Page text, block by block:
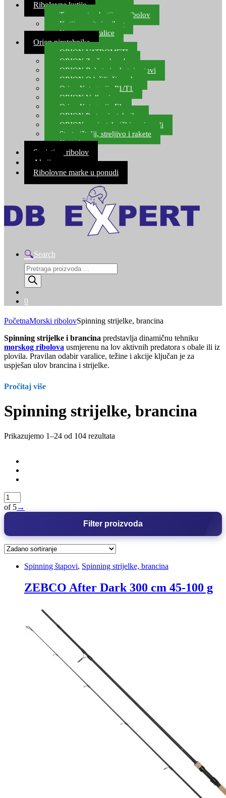
Ribolovne kutije
Transportne kutije za ribolov
Kutije za sitni pribor
Kutije za varalice
Orion pirotehnika
ORION VATROMETI
ORION Zračne bombe
ORION Rakete i raketni setovi
ORION Odašiljači zvuka
Orion Kategorija P1/T1
ORION Vulkani
Orion Kategorija F1
ORION Party pirotehnika
ORION nepirotehnički proizvodi
Start pištolji, streljivo i rakete
Kontakt
Savjeti za ribolov
Akcija
Ribolovne marke u ponudi
Search
Products
search
0
PočetnaMorski ribolovSpinning strijelke, brancina
Spinning strijelke i brancina predstavlja dinamičnu tehniku
morskog ribolova usmjerenu na lov aktivnih predatora s obale ili iz
plovila. Pravilan odabir varalice, težine i akcije ključan je za
uspješan ulov brancina i strijelke.
Pročitaj više
Spinning strijelke, brancina
Prikazujemo 1–24 od 104 rezultata
Filter proizvoda
of 5→
Spinning štapovi, Spinning strijelke, brancina
ZEBCO After Dark 300 cm 45-100 g